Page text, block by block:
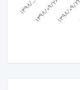
1398/…1398/09/201398/